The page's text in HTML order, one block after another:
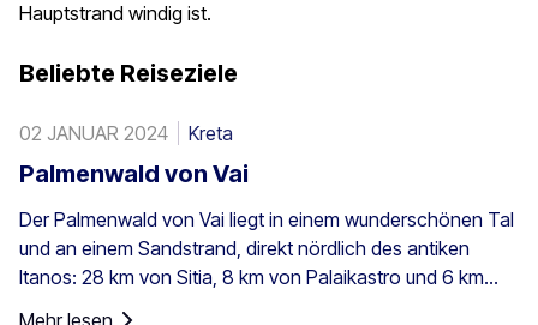
Hauptstrand windig ist.
Beliebte Reiseziele
02 JANUAR 2024 Kreta
Palmenwald von Vai
Der Palmenwald von Vai liegt in einem wunderschönen Tal
und an einem Sandstrand, direkt nördlich des antiken
Itanos: 28 km von Sitia, 8 km von Palaikastro und 6 km
von Toplou über die jeweiligen Straßen entfernt. Mit einer